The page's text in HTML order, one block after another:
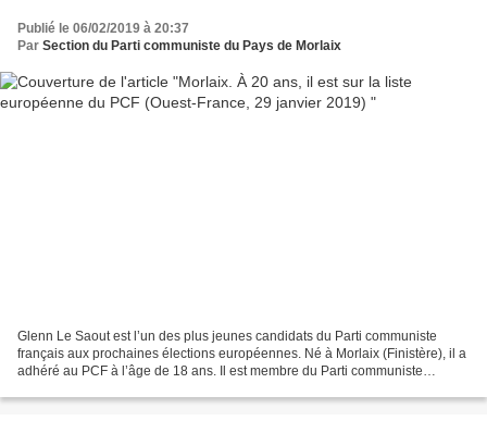
Publié le 06/02/2019 à 20:37
Par Section du Parti communiste du Pays de Morlaix
Glenn Le Saout est l’un des plus jeunes candidats du Parti communiste
français aux prochaines élections européennes. Né à Morlaix (Finistère), il a
adhéré au PCF à l’âge de 18 ans. Il est membre du Parti communiste